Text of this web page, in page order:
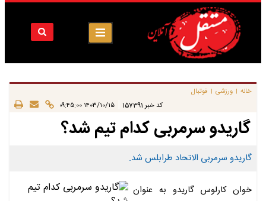
خانه | ورزشی | فوتبال
کد خبر 157391 ۱۴۰۳/۱۰/۱۵ ۰۹:۴۵:۰۰
گاریدو سرمربی کدام تیم شد؟
گاریدو سرمربی الاتحاد طرابلس شد.
خوان کارلوس گاریدو به عنوان